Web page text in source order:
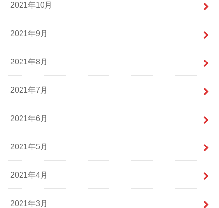
2021年10月
2021年9月
2021年8月
2021年7月
2021年6月
2021年5月
2021年4月
2021年3月